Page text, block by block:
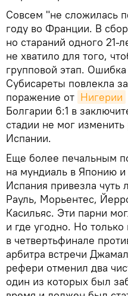
Совсем "не сложилась
году во Франции. В
но стараний одного 21-
не хватило для того,
групповой этап.
Субисареты повлекла
поражение от Нигерии
Болгарии 6:1 в
стадии не мог
Испании.
Еще более печальным
на мундиаль в Японию
Испания привезла чуть
Рауль, Морьентес,
Касильяс. Эти парни
и где угодно. Но
в четвертьфинале
арбитра встречи
рефери отменил два
один из которых был